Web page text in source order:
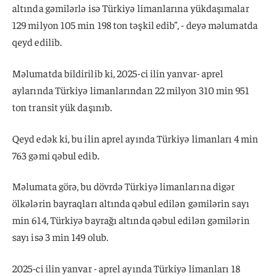
altında gəmilərlə isə Türkiyə limanlarına yükdaşımalar
129 milyon 105 min 198 ton təşkil edib”, - deyə məlumatda
qeyd edilib.
Məlumatda bildirilib ki, 2025-ci ilin yanvar- aprel
aylarında Türkiyə limanlarından 22 milyon 310 min 951
ton transit yük daşınıb.
Qeyd edək ki, bu ilin aprel ayında Türkiyə limanları 4 min
763 gəmi qəbul edib.
Məlumata görə, bu dövrdə Türkiyə limanlarına digər
ölkələrin bayraqları altında qəbul edilən gəmilərin sayı
min 614, Türkiyə bayrağı altında qəbul edilən gəmilərin
sayı isə 3 min 149 olub.
2025-ci ilin yanvar - aprel ayında Türkiyə limanları 18